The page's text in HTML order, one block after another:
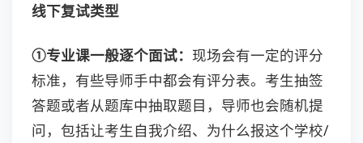
线下复试类型
①专业课一般逐个面试： 现场会有一定的评分
标准，有些导师手中都会有评分表。考生抽签
答题或者从题库中抽取题目，导师也会随机提
问，包括让考生自我介绍、为什么报这个学校/